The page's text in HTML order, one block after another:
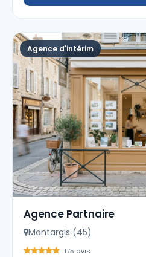
Agence d'intérim
Agence Partnaire
Montargis (45)
175 avis